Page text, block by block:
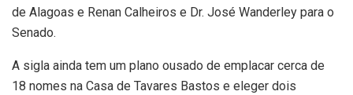
de Alagoas e Renan Calheiros e Dr. José Wanderley para o
Senado.
A sigla ainda tem um plano ousado de emplacar cerca de
18 nomes na Casa de Tavares Bastos e eleger dois